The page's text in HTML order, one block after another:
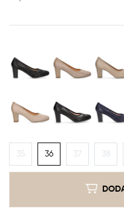
35 36 37 38